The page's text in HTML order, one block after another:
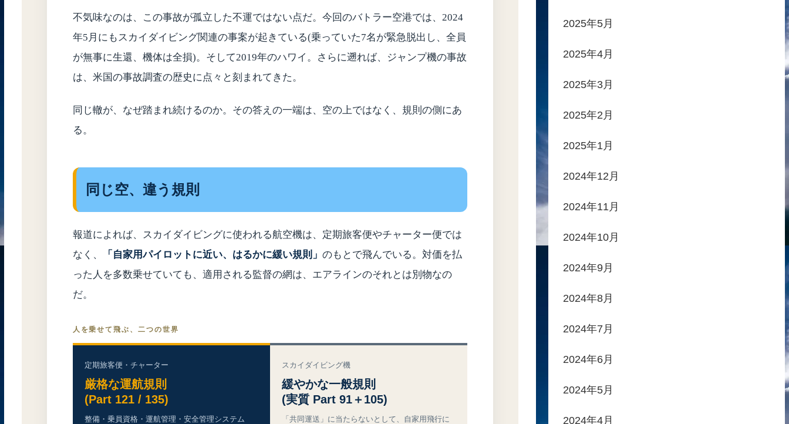
不気味なのは、この事故が孤立した不運ではない点だ。今回のバトラー空港では、2024
年5月にもスカイダイビング関連の事案が起きている(乗っていた7名が緊急脱出し、全員
が無事に生還、機体は全損)。そして2019年のハワイ。さらに遡れば、ジャンプ機の事故
は、米国の事故調査の歴史に点々と刻まれてきた。
同じ轍が、なぜ踏まれ続けるのか。その答えの一端は、空の上ではなく、規則の側にあ
る。
同じ空、違う規則
報道によれば、スカイダイビングに使われる航空機は、定期旅客便やチャーター便では
なく、
「自家用パイロットに近い、はるかに緩い規則」 のもとで飛んでいる。対価を払
った人を多数乗せていても、適用される監督の網は、エアラインのそれとは別物なの
だ。
人を乗せて飛ぶ、二つの世界
定期旅客便・チャーター
厳格な運航規則
(Part 121 / 135)
整備・乗員資格・運航管理・安全管理システム
スカイダイビング機
緩やかな一般規則
(実質 Part 91＋105)
「共同運送」に当たらないとして、自家用飛行に
2025年5月
2025年4月
2025年3月
2025年2月
2025年1月
2024年12月
2024年11月
2024年10月
2024年9月
2024年8月
2024年7月
2024年6月
2024年5月
2024年4月